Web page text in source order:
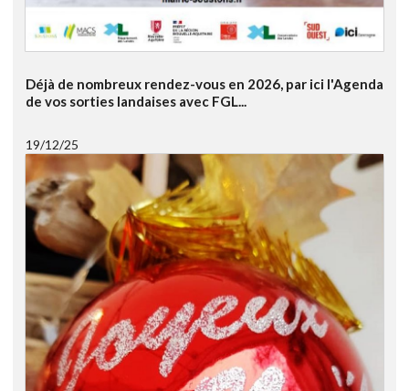
Déjà de nombreux rendez-vous en 2026, par ici l'Agenda
de vos sorties landaises avec FGL...
19/12/25